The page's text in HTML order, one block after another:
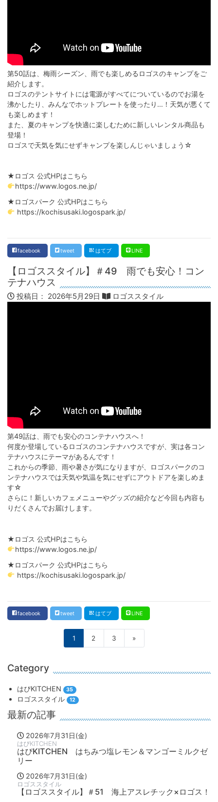
第50話は、梅雨シーズン、雨でも楽しめるロゴスのキャンプをご
紹介します。
ロゴスのテントサイトには電源がすべてについているのでお湯を
沸かしたり、みんなでホットプレートを使ったり…！天気が悪くて
も楽しめます！
また、夏のキャンプを快適に楽しむために新しいレンタル商品も
登場！
ロゴスで天気を気にせずキャンプを楽しんじゃいましょう☆
★ロゴス 公式HPはこちら
https://www.logos.ne.jp/
★ロゴスパーク 公式HPはこちら
https://kochisusaki.logospark.jp/
facebook tweet はてブ LINE
【ロゴススタイル】＃49 雨でも安心！コン
テナハウス
投稿日： 2026年5月29日 ロゴススタイル
第49話は、雨でも安心のコンテナハウスへ！
何度か登場しているロゴスのコンテナハウスですが、実は各コン
テナハウスにテーマがあるんです！
これからの季節、雨や暑さが気になりますが、ロゴスパークのコ
ンテナハウスでは天気や気温を気にせずにアウトドアを楽しめま
す☆
さらに！新しいカフェメニューやグッズの紹介など今回も内容も
りだくさんでお届けします。
★ロゴス 公式HPはこちら
https://www.logos.ne.jp/
★ロゴスパーク 公式HPはこちら
https://kochisusaki.logospark.jp/
facebook tweet はてブ LINE
1 2 3 »
Category
はぴKITCHEN 35
ロゴススタイル 12
最新の記事
2026年7月31日(金)
はぴKITCHEN
はぴKITCHEN はちみつ塩レモン＆マンゴーミルクゼ
リー
2026年7月31日(金)
ロゴススタイル
【ロゴススタイル】＃51 海上アスレチック×ロゴス！